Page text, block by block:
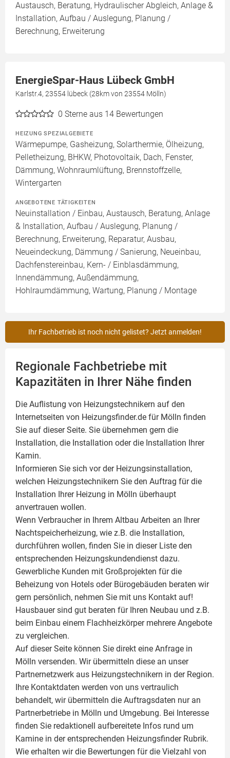
Austausch, Beratung, Hydraulischer Abgleich, Anlage &
Installation, Aufbau / Auslegung, Planung /
Berechnung, Erweiterung
EnergieSpar-Haus Lübeck GmbH
Karlstr.4, 23554 lübeck (28km von 23554 Mölln)
0 Sterne aus 14 Bewertungen
HEIZUNG SPEZIALGEBIETE
Wärmepumpe, Gasheizung, Solarthermie, Ölheizung,
Pelletheizung, BHKW, Photovoltaik, Dach, Fenster,
Dämmung, Wohnraumlüftung, Brennstoffzelle,
Wintergarten
ANGEBOTENE TÄTIGKEITEN
Neuinstallation / Einbau, Austausch, Beratung, Anlage
& Installation, Aufbau / Auslegung, Planung /
Berechnung, Erweiterung, Reparatur, Ausbau,
Neueindeckung, Dämmung / Sanierung, Neueinbau,
Dachfenstereinbau, Kern- / Einblasdämmung,
Innendämmung, Außendämmung,
Hohlraumdämmung, Wartung, Planung / Montage
Ihr Fachbetrieb ist noch nicht gelistet? Jetzt anmelden!
Regionale Fachbetriebe mit
Kapazitäten in Ihrer Nähe finden
Die Auflistung von Heizungstechnikern auf den
Internetseiten von Heizungsfinder.de für Mölln finden
Sie auf dieser Seite. Sie übernehmen gern die
Installation, die Installation oder die Installation Ihrer
Kamin.
Informieren Sie sich vor der Heizungsinstallation,
welchen Heizungstechnikern Sie den Auftrag für die
Installation Ihrer Heizung in Mölln überhaupt
anvertrauen wollen.
Wenn Verbraucher in Ihrem Altbau Arbeiten an Ihrer
Nachtspeicherheizung, wie z.B. die Installation,
durchführen wollen, finden Sie in dieser Liste den
entsprechenden Heizungskundendienst dazu.
Gewerbliche Kunden mit Großprojekten für die
Beheizung von Hotels oder Bürogebäuden beraten wir
gern persönlich, nehmen Sie mit uns Kontakt auf!
Hausbauer sind gut beraten für Ihren Neubau und z.B.
beim Einbau einem Flachheizkörpermehrere Angebote
zu vergleichen.
Auf dieser Seite können Sie direkt eine Anfrage in
Mölln versenden. Wir übermitteln diese an unser
Partnernetzwerk aus Heizungstechnikern in der Region.
Ihre Kontaktdaten werden von uns vertraulich
behandelt, wir übermitteln die Auftragsdaten nur an
Partnerbetriebe in Mölln und Umgebung. Bei Interesse
finden Sie redaktionell aufbereitete Infos rund um
Kamine in der entsprechenden Heizungsfinder Rubrik.
Wie erhalten wir die Bewertungen für die Vielzahl von